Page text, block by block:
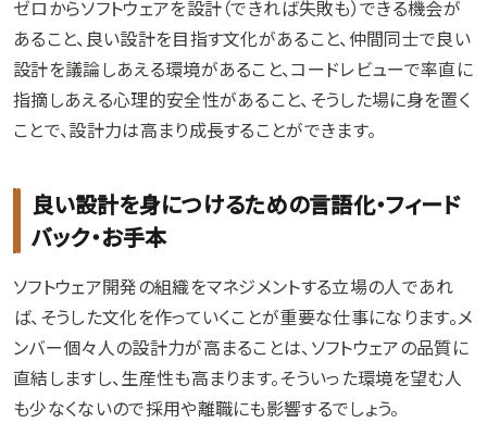
ゼロからソフトウェアを設計（できれば失敗も）できる機会が
あること、良い設計を目指す文化があること、仲間同士で良い
設計を議論しあえる環境があること、コードレビューで率直に
指摘しあえる心理的安全性があること、そうした場に身を置く
ことで、設計力は高まり成長することができます。
良い設計を身につけるための言語化・フィード
バック・お手本
ソフトウェア開発の組織をマネジメントする立場の人であれ
ば、そうした文化を作っていくことが重要な仕事になります。メ
ンバー個々人の設計力が高まることは、ソフトウェアの品質に
直結しますし、生産性も高まります。そういった環境を望む人
も少なくないので採用や離職にも影響するでしょう。